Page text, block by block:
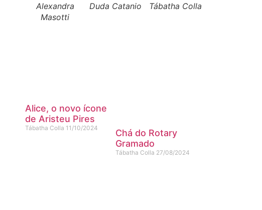
Alexandra
Masotti
Duda Catanio Tábatha Colla
Alice, o novo ícone
de Aristeu Pires
Tábatha Colla 11/10/2024
Chá do Rotary
Gramado
Tábatha Colla 27/08/2024